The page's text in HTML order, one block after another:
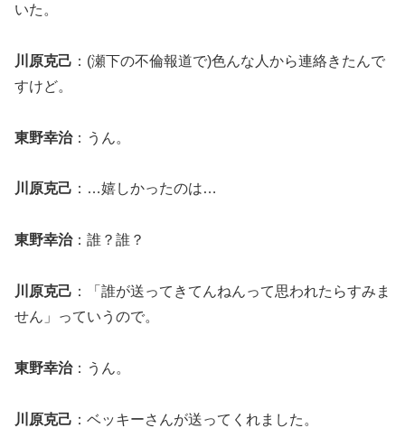
いた。
川原克己 ：(瀬下の不倫報道で)色んな人から連絡きたんで
すけど。
東野幸治：うん。
川原克己 ：…嬉しかったのは…
東野幸治：誰？誰？
川原克己 ：「誰が送ってきてんねんって思われたらすみま
せん」っていうので。
東野幸治：うん。
川原克己 ：ベッキーさんが送ってくれました。